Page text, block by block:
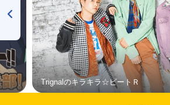
Trignalのキラキラ☆ビートＲ